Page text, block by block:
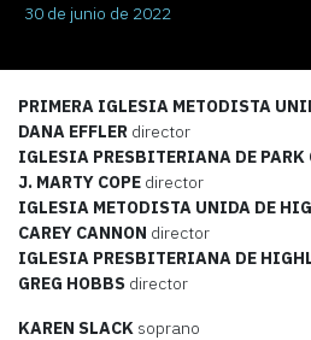
30 de junio de 2022
PRIMERA IGLESIA METODISTA
DANA EFFLER director
IGLESIA PRESBITERIANA DE
J. MARTY COPE director
IGLESIA METODISTA UNIDA DE
CAREY CANNON director
IGLESIA PRESBITERIANA DE
GREG HOBBS director
KAREN SLACK soprano